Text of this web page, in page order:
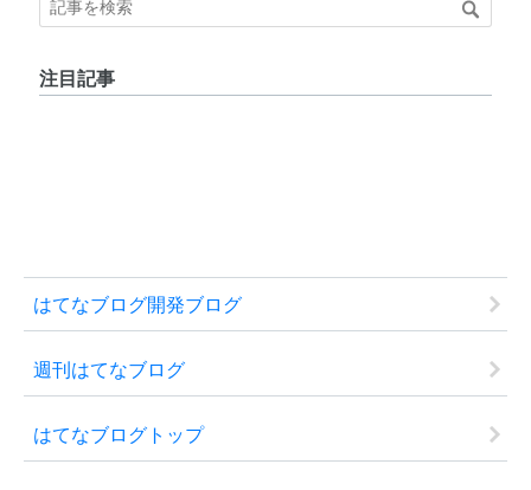
注目記事
はてなブログ開発ブログ
週刊はてなブログ
はてなブログトップ